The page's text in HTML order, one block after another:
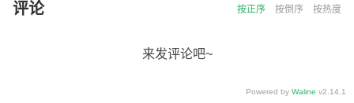
评论 按正序 按倒序 按热度
来发评论吧~
Powered by Waline v2.14.1